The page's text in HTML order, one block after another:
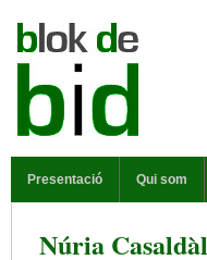
Presentació Qui som
Núria